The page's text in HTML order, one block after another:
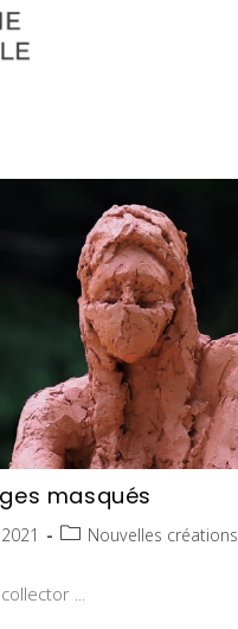
masqués
PostNouvelles créations
...